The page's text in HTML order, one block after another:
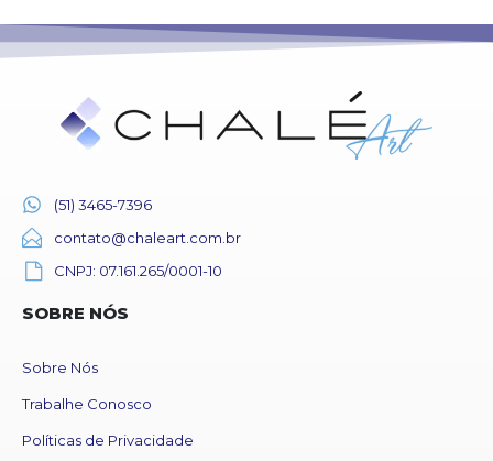
(51) 3465-7396
contato@chaleart.com.br
CNPJ: 07.161.265/0001-10
SOBRE NÓS
Sobre Nós
Trabalhe Conosco
Políticas de Privacidade